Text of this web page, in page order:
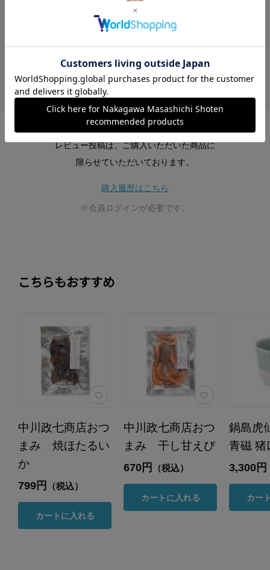
レビューはありません。
レビュー投稿は、ご購入いただいた商品に
限らせていただいております。
購入履歴はこちら
※会員ログインが必要です。
こちらもおすすめ
中川政七商店おつ
まみ 焼ほたるい
か
799円 （税込）
カートに入れる
中川政七商店おつ
まみ 干し甘えび
670円 （税込）
カートに入れる
鍋島虎
青磁
3,300円
カー